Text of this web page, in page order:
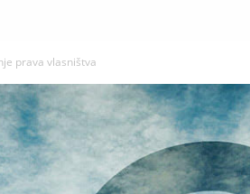
prava vlasništva